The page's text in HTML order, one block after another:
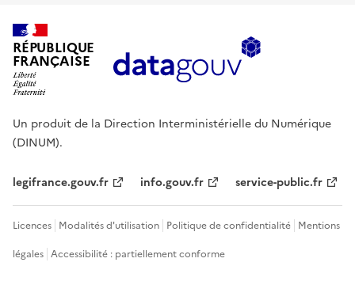
RÉPUBLIQUE
FRANÇAISE
Un produit de la Direction Interministérielle du Numérique
(DINUM).
legifrance.gouv.fr info.gouv.fr service-public.fr
Licences Modalités d'utilisation Politique de confidentialité Mentions
légales Accessibilité : partiellement conforme